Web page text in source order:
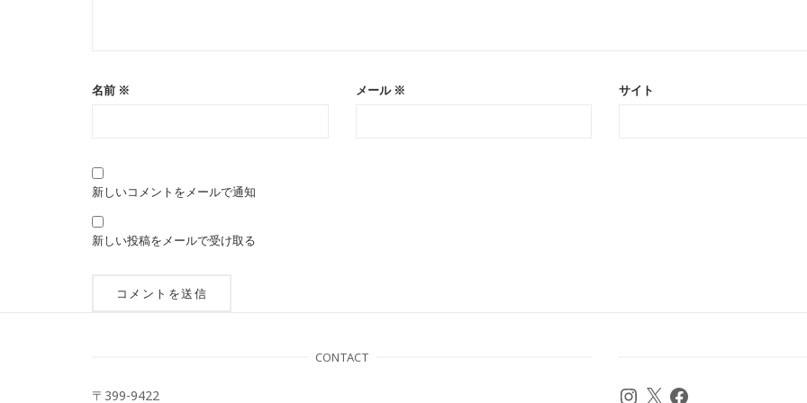
名前 ※ メール ※ サイト
新しいコメントをメールで通知
新しい投稿をメールで受け取る
CONTACT
〒399-9422 Instagram
X Facebook